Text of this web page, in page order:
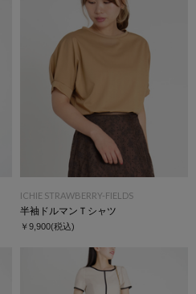
ICHIE STRAWBERRY-FIELDS
半袖ドルマンＴシャツ
￥9,900(税込)